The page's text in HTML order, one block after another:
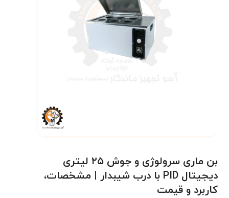
بن ماری سرولوژی و جوش ۲۵ لیتری
دیجیتال PID با درب شیبدار | مشخصات،
کاربرد و قیمت